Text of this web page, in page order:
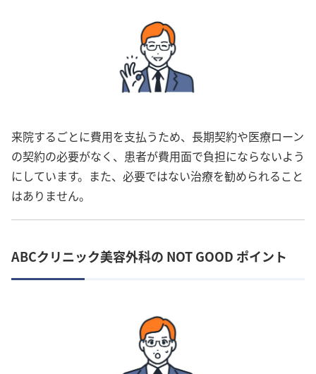
来院するごとに費用を支払うため、長期契約や医療ローン
の契約の必要がなく、患者が費用面で負担にならないよう
にしています。また、必要ではない治療を勧められること
はありません。
ABCクリニック美容外科の NOT GOOD ポイント